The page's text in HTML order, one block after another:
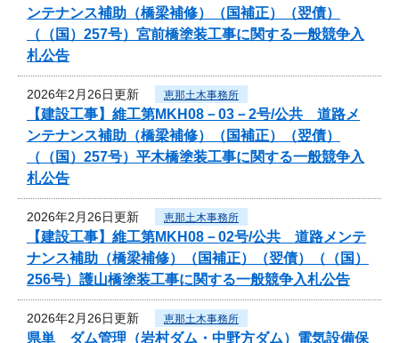
ンテナンス補助（橋梁補修）（国補正）（翌債）
（（国）257号）宮前橋塗装工事に関する一般競争入
札公告
2026年2月26日更新 恵那土木事務所
【建設工事】維工第MKH08－03－2号/公共 道路メ
ンテナンス補助（橋梁補修）（国補正）（翌債）
（（国）257号）平木橋塗装工事に関する一般競争入
札公告
2026年2月26日更新 恵那土木事務所
【建設工事】維工第MKH08－02号/公共 道路メンテ
ナンス補助（橋梁補修）（国補正）（翌債）（（国）
256号）護山橋塗装工事に関する一般競争入札公告
2026年2月26日更新 恵那土木事務所
県単 ダム管理（岩村ダム・中野方ダム）電気設備保